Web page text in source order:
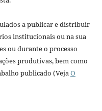
a publicar e distribuir
institucionais ou na sua
ou durante o processo
produtivas, bem como
publicado (VejaO